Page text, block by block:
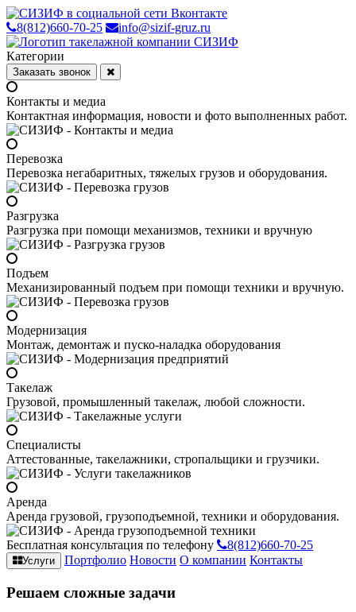
8(812)660-70-25 info@sizif-gruz.ru
Категории
Заказать звонок
Контакты и медиа
Контактная информация, новости и фото выполненных работ.
Перевозка
Перевозка негабаритных, тяжелых грузов и оборудования.
Разгрузка
Разгрузка при помощи механизмов, техники и вручную
Подъем
Механизированный подъем при помощи техники и вручную.
Модернизация
Монтаж, демонтаж и пуско-наладка оборудования
Такелаж
Грузовой, промышленный такелаж, любой сложности.
Специалисты
Аттестованные, такелажники, стропальщики и грузчики.
Аренда
Аренда грузовой, грузоподъемной, техники и оборудования.
Бесплатная консультация по телефону 8(812)660-70-25
Услуги Портфолио Новости О компании Контакты
Решаем сложные задачи